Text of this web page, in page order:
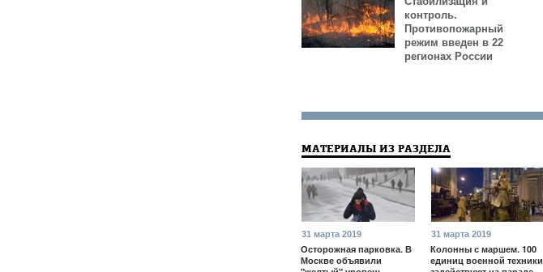
контроль.
Противопожарный
режим введен в 22
регионах России
МАТЕРИАЛЫ ИЗ РАЗДЕЛА
31 марта 2019
Осторожная парковка. В
Москве объявили
31 марта 2019
Колонны с маршем. 100
единиц военной техники